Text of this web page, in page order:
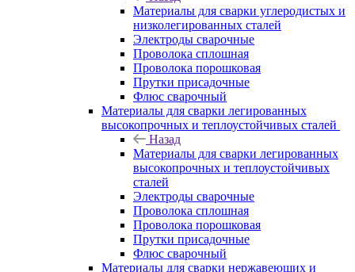
Материалы для сварки углеродистых и
низколегированных сталей
Электроды сварочные
Проволока сплошная
Проволока порошковая
Прутки присадочные
Флюс сварочный
Материалы для сварки легированных
высокопрочных и теплоустойчивых сталей
Назад
Материалы для сварки легированных
высокопрочных и теплоустойчивых
сталей
Электроды сварочные
Проволока сплошная
Проволока порошковая
Прутки присадочные
Флюс сварочный
Материалы для сварки нержавеющих и